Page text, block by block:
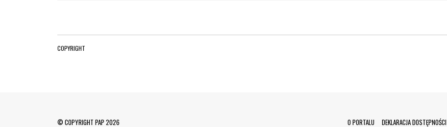
COPYRIGHT
© COPYRIGHT PAP 2026 O PORTALU DEKLARACJA DOSTĘPNOŚCI